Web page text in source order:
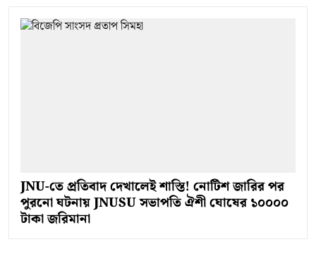
JNU-তে প্রতিবাদ দেখালেই শাস্তি! নোটিশ জারির পর
পুরনো ঘটনায় JNUSU সভাপতি ঐশী ঘোষের ১০০০০
টাকা জরিমানা